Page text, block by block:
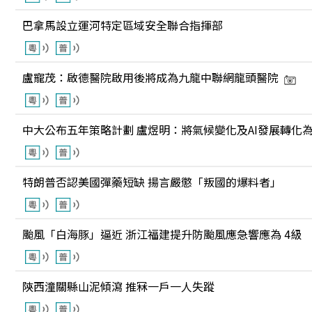
巴拿馬設立運河特定區域安全聯合指揮部
盧寵茂：啟德醫院啟用後將成為九龍中聯網龍頭醫院
中大公布五年策略計劃 盧煜明：將氣候變化及AI發展轉化
特朗普否認美國彈藥短缺 揚言嚴懲「叛國的爆料者」
颱風「白海豚」逼近 浙江福建提升防颱風應急響應為 4級
陝西潼關縣山泥傾瀉 推冧一戶一人失蹤